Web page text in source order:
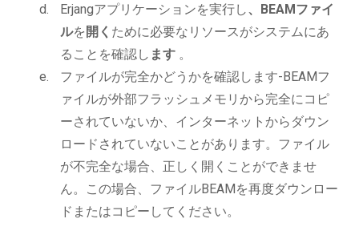
Erjangアプリケーションを実行し、BEAMファイ
ルを 開く ために必要なリソースがシステムにあ
ることを確認し ます 。
ファイルが完全かどうかを確認します-BEAMフ
ァイルが外部フラッシュメモリから完全にコピ
ーされていないか、インターネットからダウン
ロードされていないことがあります。ファイル
が不完全な場合、正しく開くことができませ
ん。この場合、ファイルBEAMを再度ダウンロー
ドまたはコピーしてください。